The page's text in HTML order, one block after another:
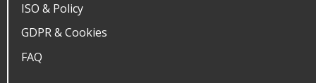
ISO & Policy
GDPR & Cookies
FAQ